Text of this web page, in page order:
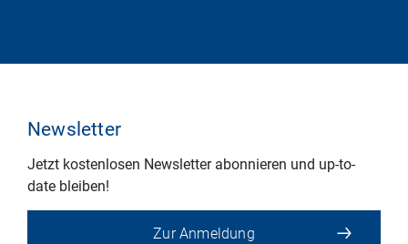
Newsletter
Jetzt kostenlosen Newsletter abonnieren und up-to-
date bleiben!
Zur Anmeldung